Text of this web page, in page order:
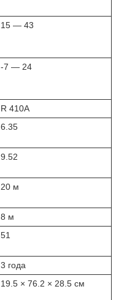
15 — 43
-7 — 24
R 410A
6.35
9.52
20 м
8 м
51
3 года
19.5 × 76.2 × 28.5 см